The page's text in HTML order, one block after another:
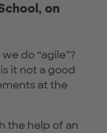
on
do “agile”?
it not a good
at the
the help of an